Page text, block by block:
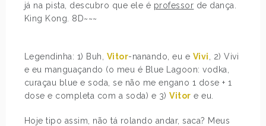
já na pista, descubro que ele é professor de dança.
King Kong. 8D~~~
Legendinha: 1) Buh, Vitor-nanando, eu e Vivi
, 2) Vivi
e eu manguaçando (o meu é Blue Lagoon: vodka,
curaçau blue e soda, se não me engano 1 dose + 1
dose e completa com a soda) e 3)Vitor e eu.
Hoje tipo assim, não tá rolando andar, saca? Meus